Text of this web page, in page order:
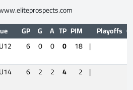
GP G A TP PIM Playoffs
6 0 0 0 18 |
6 2 2 4 2 |